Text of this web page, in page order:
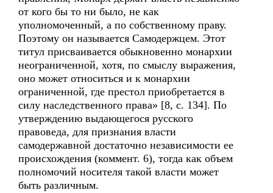
от кого бы то ни было, не как
уполномоченный, а по собственному праву.
Поэтому он называется Самодержцем. Этот
титул присваивается обыкновенно монархии
неограниченной, хотя, по смыслу выражения,
оно может относиться и к монархии
ограниченной, где престол приобретается в
силу наследственного права» [8, с. 134]. По
утверждению выдающегося русского
правоведа, для признания власти
самодержавной достаточно независимости ее
происхождения (коммент. 6), тогда как объем
полномочий носителя такой власти может
быть различным.